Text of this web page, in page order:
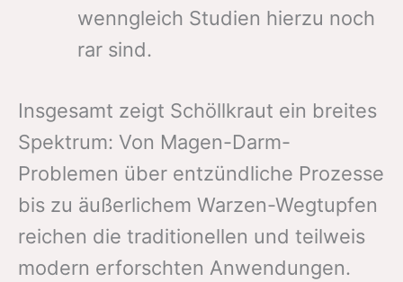
wenngleich Studien hierzu noch
rar sind.
Insgesamt zeigt Schöllkraut ein breites
Spektrum: Von Magen-Darm-
Problemen über entzündliche Prozesse
bis zu äußerlichem Warzen-Wegtupfen
reichen die traditionellen und teilweis
modern erforschten Anwendungen.